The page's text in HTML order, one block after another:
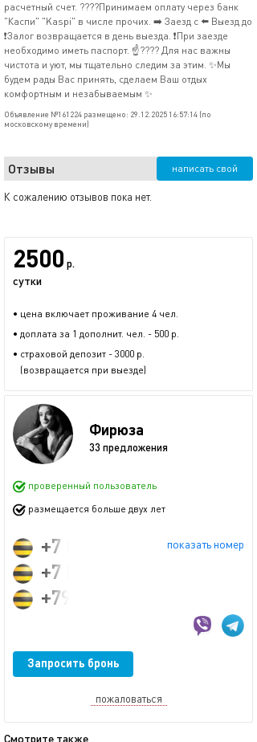
расчетный счет. ????Принимаем оплату через банк
"Каспи" "Kaspi" в числе прочих. ➡️ Заезд с ⬅️ Выезд до
❗Залог возвращается в день выезда. ❗При заезде
необходимо иметь паспорт. ☝???? Для нас важны
чистота и уют, мы тщательно следим за этим. ✨Мы
будем рады Вас принять, сделаем Ваш отдых
комфортным и незабываемым ✨
Объявление №161224 размещено: 29.12.2025 16:57:14 (по
московскому времени)
Отзывы написать свой
К сожалению отзывов пока нет.
2500 р.
сутки
• цена включает проживание 4 чел.
• доплата за 1 дополнит. чел. - 500 р.
• страховой депозит - 3000 р.
(возвращается при выезде)
Фирюза
33 предложения
проверенный пользователь
размещается больше двух лет
показать номер
+7 (995) 332-63-64
+7 (950) 326-36-36
+79953326364
Запросить бронь
пожаловаться
Смотрите также